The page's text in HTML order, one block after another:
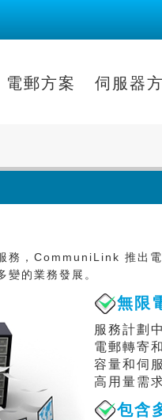
電郵方案 伺服器
務，CommuniLink 推出
變的業務發展。
無限
服務計劃
電郵轉寄
容量和伺
高用量需
包含